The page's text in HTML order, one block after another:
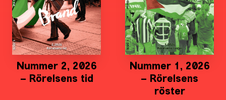
Nummer 2, 2026
– Rörelsens tid
Nummer 1, 2026
– Rörelsens
röster